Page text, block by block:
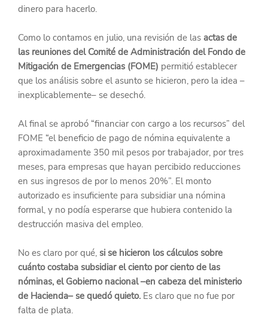
dinero para hacerlo.
Como lo contamos en julio, una revisión de las actas de
las reuniones del Comité de Administración del Fondo de
Mitigación de Emergencias (FOME) permitió establecer
que los análisis sobre el asunto se hicieron, pero la idea –
inexplicablemente– se desechó.
Al final se aprobó “financiar con cargo a los recursos” del
FOME “el beneficio de pago de nómina equivalente a
aproximadamente 350 mil pesos por trabajador, por tres
meses, para empresas que hayan percibido reducciones
en sus ingresos de por lo menos 20%”. El monto
autorizado es insuficiente para subsidiar una nómina
formal, y no podía esperarse que hubiera contenido la
destrucción masiva del empleo.
No es claro por qué, si se hicieron los cálculos sobre
cuánto costaba subsidiar el ciento por ciento de las
nóminas, el Gobierno nacional –en cabeza del ministerio
de Hacienda– se quedó quieto. Es claro que no fue por
falta de plata.